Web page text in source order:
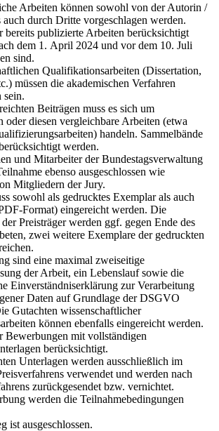
Arbeiten können sowohl von der Autorin /
durch Dritte vorgeschlagen werden.
bereits publizierte Arbeiten berücksichtigt
dem 1. April 2024 und vor dem 10. Juli
sind.
Qualifikationsarbeiten (Dissertation,
müssen die akademischen Verfahren
sein.
Beiträgen muss es sich um
oder diesen vergleichbare Arbeiten (etwa
handeln. Sammelbände
werden.
und Mitarbeiter der Bundestagsverwaltung
ebenso ausgeschlossen wie
Mitgliedern der Jury.
sowohl als gedrucktes Exemplar als auch
Format) eingereicht werden. Die
Preisträger werden ggf. gegen Ende des
zwei weitere Exemplare der gedruckten
sind eine maximal zweiseitige
der Arbeit, ein Lebenslauf sowie die
Einverständniserklärung zur Verarbeitung
Daten auf Grundlage der DSGVO
Gutachten wissenschaftlicher
können ebenfalls eingereicht werden.
Bewerbungen mit vollständigen
berücksichtigt.
Unterlagen werden ausschließlich im
verwendet und werden nach
zurückgesendet bzw. vernichtet.
werden die Teilnahmebedingungen
ist ausgeschlossen.